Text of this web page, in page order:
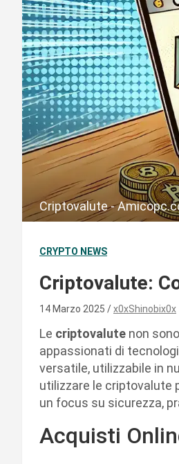
Criptovalute -
CRYPTO NEWS
Criptovalute:
14 Marzo 2025 x0xShinobix0x
Le criptovalute non
appassionati di
versatile, utilizzabile in
utilizzare le criptovalute
un focus su sicurezza,
Acquisti